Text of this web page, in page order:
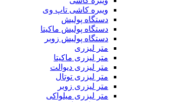
ویبره کاشی تاپ وی
دستگاه پولیش
دستگاه پولیش ماکیتا
دستگاه پولیش زوبر
متر لیزری
متر لیزری ماکیتا
متر لیزری دیوالت
متر لیزری توتال
متر لیزری زوبر
متر لیزری میلواکی